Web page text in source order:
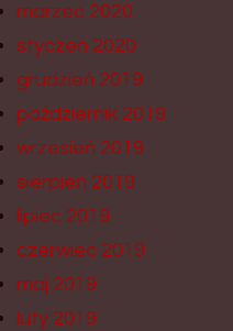
marzec 2020
styczeń 2020
grudzień 2019
październik 2019
wrzesień 2019
sierpień 2019
lipiec 2019
czerwiec 2019
maj 2019
luty 2019